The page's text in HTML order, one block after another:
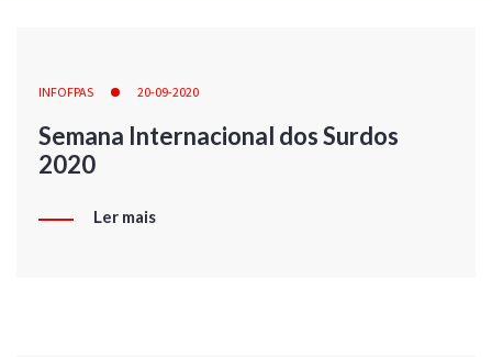
INFOFPAS 20-09-2020
Semana Internacional dos Surdos
2020
Ler mais